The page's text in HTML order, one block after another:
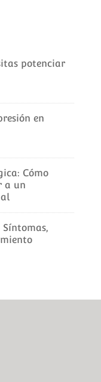
potenciar
en
Cómo
a un
Síntomas,